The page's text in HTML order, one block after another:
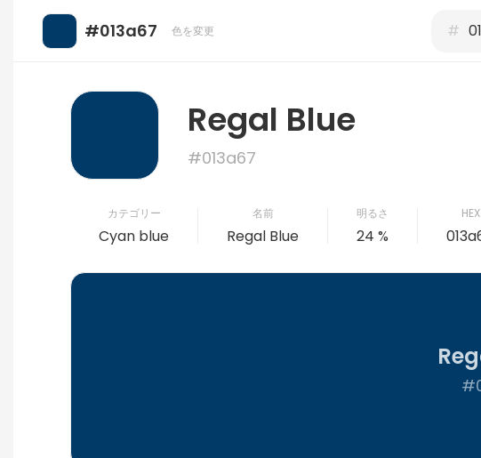
#013a67 色を変更 #
Regal Blue
#013a67
カテゴリー
Cyan blue
名前
Regal Blue
明るさ
24 %
HEX